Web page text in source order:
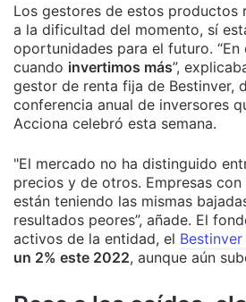
Los gestores de estos productos
a la dificultad del momento, sí
oportunidades para el futuro.
cuando invertimos más”,
gestor de renta fija de Bestinver,
conferencia anual de inversores
Acciona celebró esta semana.
"El mercado no ha distinguido
precios y de otros. Empresas
están teniendo las mismas
resultados peores”, añade. El
activos de la entidad, el Bestinver
un 2% este 2022, aunque aún